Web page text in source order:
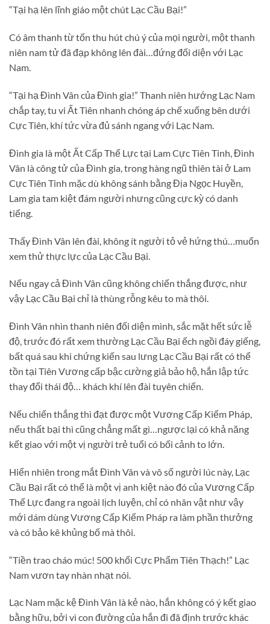
“Tại hạ lên lĩnh giáo một chút Lạc Cầu Bại!”
Có âm thanh từ tốn thu hút chú ý của mọi người, một thanh
niên nam tử đã đạp không lên đài…đứng đối diện với Lạc
Nam.
“Tại hạ Đình Vân của Đình gia!” Thanh niên hướng Lạc Nam
chắp tay, tu vi Ất Tiên nhanh chóng áp chế xuống bên dưới
Cực Tiên, khí tức vừa đủ sánh ngang với Lạc Nam.
Đình gia là một Ất Cấp Thế Lực tại Lam Cực Tiên Tinh, Đình
Vân là công tử của Đình gia, trong hàng ngũ thiên tài ở Lam
Cực Tiên Tinh mặc dù không sánh bằng Địa Ngọc Huyền,
Lam gia tam kiệt đám người nhưng cũng cực kỳ có danh
tiếng.
Thấy Đình Vân lên đài, không ít người tỏ vẻ hứng thú…muốn
xem thử thực lực của Lạc Cầu Bại.
Nếu ngay cả Đình Vân cũng không chiến thắng được, như
vậy Lạc Cầu Bại chỉ là thùng rỗng kêu to mà thôi.
Đình Vân nhìn thanh niên đối diện mình, sắc mặt hết sức lễ
độ, trước đó rất xem thường Lạc Cầu Bại ếch ngồi đáy giếng,
bất quá sau khi chứng kiến sau lưng Lạc Cầu Bại rất có thể
tồn tại Tiên Vương cấp bậc cường giả bảo hộ, hắn lập tức
thay đổi thái độ… khách khí lên đài tuyên chiến.
Nếu chiến thắng thì đạt được một Vương Cấp Kiếm Pháp,
nếu thất bại thì cũng chẳng mất gì…ngược lại có khả năng
kết giao với một vị người trẻ tuổi có bối cảnh to lớn.
Hiển nhiên trong mắt Đình Vân và vô số người lúc này, Lạc
Cầu Bại rất có thể là một vị anh kiệt nào đó của Vương Cấp
Thế Lực đang ra ngoài lịch luyện, chỉ có nhân vật như vậy
mới dám dùng Vương Cấp Kiếm Pháp ra làm phần thưởng
và có bảo kê khủng bố mà thôi.
“Tiền trao cháo múc! 500 khối Cực Phẩm Tiên Thạch!” Lạc
Nam vươn tay nhàn nhạt nói.
Lạc Nam mặc kệ Đình Vân là kẻ nào, hắn không có ý kết giao
bằng hữu, bởi vì con đường của hắn đi đã định trước khác